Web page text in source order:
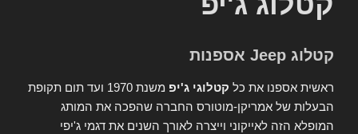
קטלוג Jeep אספנות
ראשית אספנו את כל קטלוגי ג'יפ
משנת 1970 ועד תום תקופת
הבעלות של אמריקן-מוטורס החברה שהפכה את המותג
המופלא הזה לאייקוני וייצרה לאורך השנים את דגמי ג'יפי